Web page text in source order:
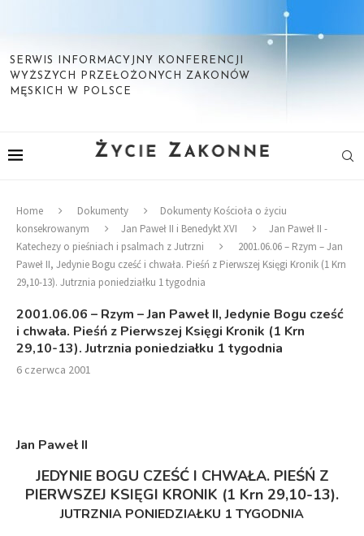
SERWIS INFORMACYJNY KONFERENCJI
WYŻSZYCH PRZEŁOŻONYCH ZAKONÓW
MĘSKICH W POLSCE
Home Dokumenty
Dokumenty Kościoła o życiu
konsekrowanym
Jan Paweł II i Benedykt XVI
Jan Paweł II -
Katechezy o pieśniach i psalmach z Jutrzni
2001.06.06 – Rzym – Jan
Paweł II, Jedynie Bogu cześć i chwała. Pieśń z Pierwszej Księgi Kronik (1 Krn
29,10-13). Jutrznia poniedziałku 1 tygodnia
2001.06.06 – Rzym – Jan Paweł II, Jedynie Bogu cześć
i chwała. Pieśń z Pierwszej Księgi Kronik (1 Krn
29,10-13). Jutrznia poniedziałku 1 tygodnia
6 czerwca 2001
Jan Paweł II
JEDYNIE BOGU CZEŚĆ I CHWAŁA. PIEŚŃ Z
PIERWSZEJ KSIĘGI KRONIK (1 Krn 29,10-13).
JUTRZNIA PONIEDZIAŁKU 1 TYGODNIA